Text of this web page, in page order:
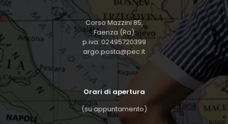
Corso Mazzini 85,
Faenza (Ra)
p.iva: 02495720399
argo.posta@pec.it
Orari di apertura
(su appuntamento)